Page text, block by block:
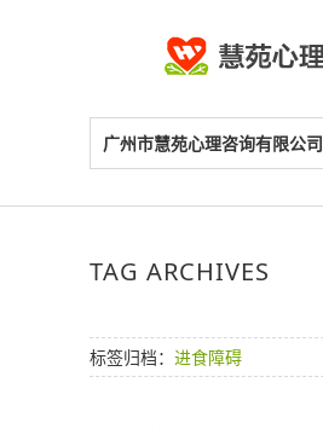
广州市慧苑心理咨询有限公司
TAG ARCHIVES
标签归档： 进食障碍